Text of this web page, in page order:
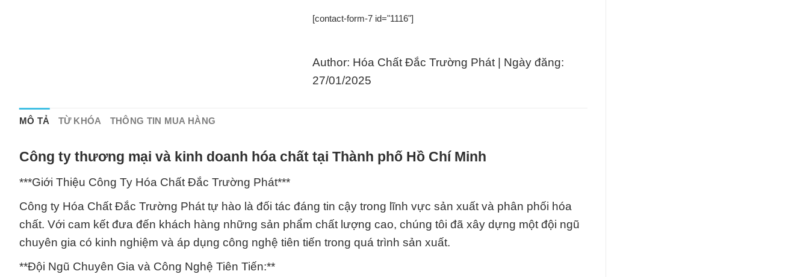
[contact-form-7 id="1116"]
Author: Hóa Chất Đắc Trường Phát | Ngày đăng:
27/01/2025
MÔ TẢ TỪ KHÓA THÔNG TIN MUA HÀNG
Công ty thương mại và kinh doanh hóa chất tại Thành phố Hồ Chí Minh
***Giới Thiệu Công Ty Hóa Chất Đắc Trường Phát***
Công ty Hóa Chất Đắc Trường Phát tự hào là đối tác đáng tin cậy trong lĩnh vực sản xuất và phân phối hóa
chất. Với cam kết đưa đến khách hàng những sản phẩm chất lượng cao, chúng tôi đã xây dựng một đội ngũ
chuyên gia có kinh nghiệm và áp dụng công nghệ tiên tiến trong quá trình sản xuất.
**Đội Ngũ Chuyên Gia và Công Nghệ Tiên Tiến:**